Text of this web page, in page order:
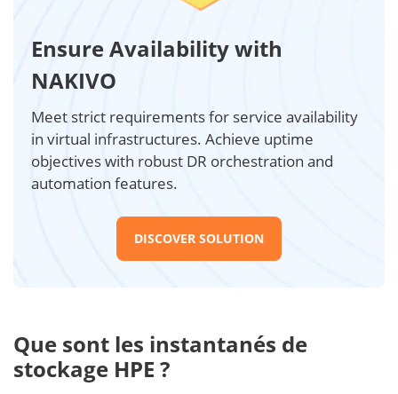
Ensure Availability with
NAKIVO
Meet strict requirements for service availability
in virtual infrastructures. Achieve uptime
objectives with robust DR orchestration and
automation features.
DISCOVER SOLUTION
Que sont les instantanés de
stockage HPE ?